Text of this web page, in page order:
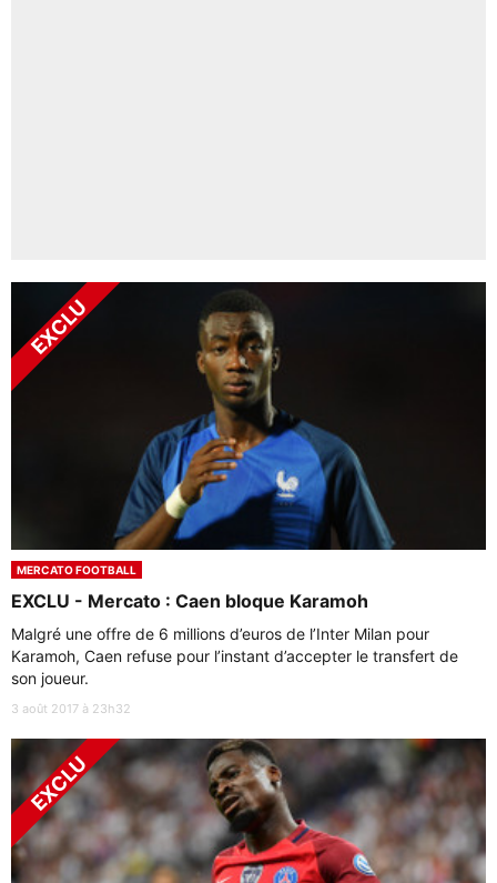
MERCATO FOOTBALL
EXCLU - Mercato : Caen bloque Karamoh
Malgré une offre de 6 millions d’euros de l’Inter Milan pour
Karamoh, Caen refuse pour l’instant d’accepter le transfert de
son joueur.
3 août 2017 à 23h32